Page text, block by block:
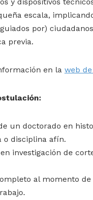
escala,
por)
previa.
en la web de
un doctorado en
o disciplina afín.
investigación de
al momento